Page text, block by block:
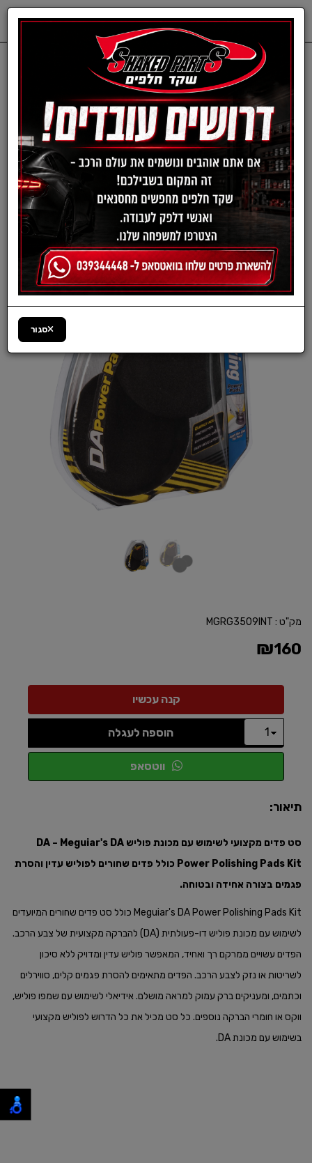
ציוד, אביזרים ומוצרים לרכב קיטים, סטים וערכות
סט פדים שחורים לראש
מקדחת DA פוליש - DA
POWER POLISHING
PADS KIT מבית
MEGUIAR'S
מק"ט : MGRG3509INT
₪160
הוספה לעגלה
ווטסאפ
תיאור:
סט פדים מקצועי לשימוש עם מכונת פוליש DA – Meguiar's DA
Power Polishing Pads Kit כולל פדים שחורים
לפוליש עדין והסרת
פגמים בצורה אחידה ובטוחה.​
Meguiar's DA Power Polishing Pads Kit כולל סט פדים שחורים המיועדים
לשימוש עם מכונת פוליש דו-פעולתית (DA) להברקה מקצועית של צבע הרכב.
הפדים עשויים ממרקם רך ואחיד, המאפשר פוליש עדין ומדויק ללא סיכון
לשריטות או נזק לצבע הרכב. הפדים מתאימים להסרת פגמים קלים, סווירלים
וכתמים, ומעניקים ברק עמוק למראה מושלם. אידיאלי לשימוש עם שמפו פוליש,
ווקס או חומרי הברקה נוספים. כל סט מכיל את כל הדרוש לפוליש מקצועי
בשימוש עם מכונת DA.
סגור